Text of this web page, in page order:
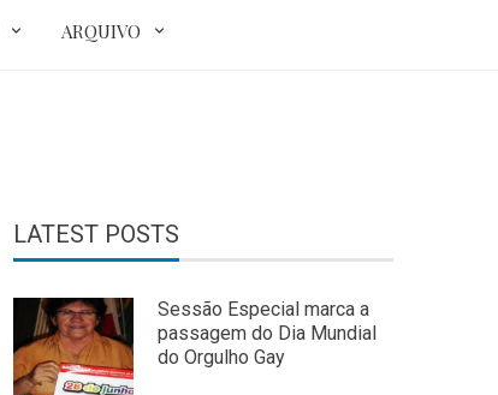
ARQUIVO
LATEST POSTS
Sessão Especial marca a
passagem do Dia Mundial
do Orgulho Gay